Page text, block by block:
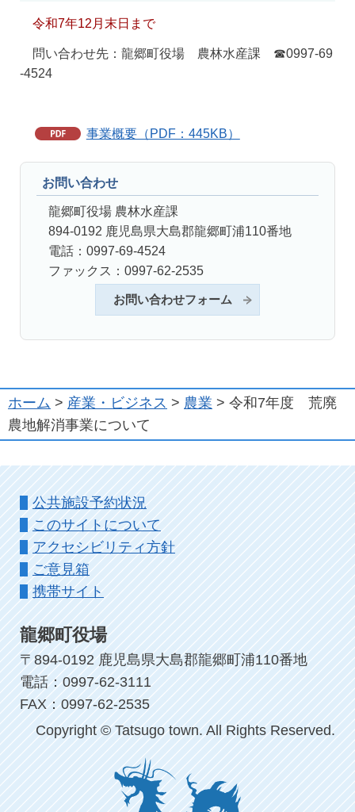
令和7年12月末日まで
問い合わせ先：龍郷町役場 農林水産課 ☎0997-69
-4524
事業概要（PDF：445KB）
お問い合わせ
龍郷町役場 農林水産課
894-0192 鹿児島県大島郡龍郷町浦110番地
電話：0997-69-4524
ファックス：0997-62-2535
お問い合わせフォーム
ホーム > 産業・ビジネス > 農業 > 令和7年度 荒廃
農地解消事業について
公共施設予約状況
このサイトについて
アクセシビリティ方針
ご意見箱
携帯サイト
龍郷町役場
〒894-0192 鹿児島県大島郡龍郷町浦110番地
電話：0997-62-3111
FAX：0997-62-2535
Copyright © Tatsugo town. All Rights Reserved.